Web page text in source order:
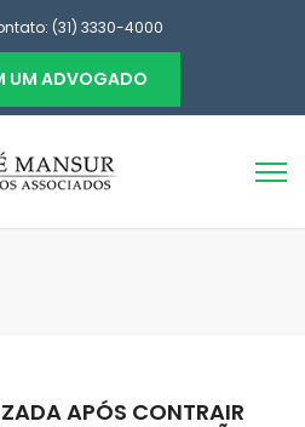
(31) 3330-4000
UM ADVOGADO
APÓS CONTRAIR